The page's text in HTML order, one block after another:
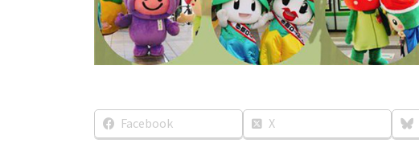
Facebook X